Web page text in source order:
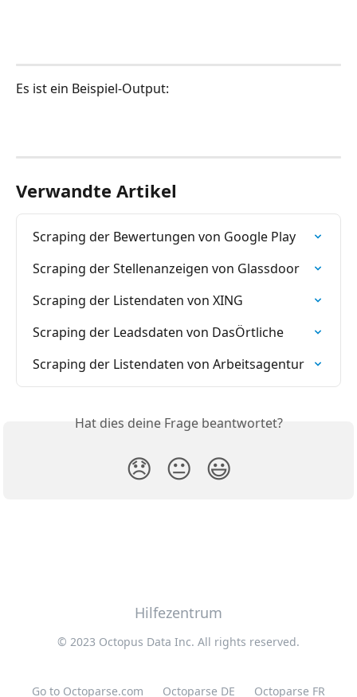
Es ist ein Beispiel-Output:
Verwandte Artikel
Scraping der Bewertungen von Google Play
Scraping der Stellenanzeigen von Glassdoor
Scraping der Listendaten von XING
Scraping der Leadsdaten von DasÖrtliche
Scraping der Listendaten von Arbeitsagentur
Hat dies deine Frage beantwortet?
😞 😐 😃
Hilfezentrum
© 2023 Octopus Data Inc. All rights reserved.
Go to Octoparse.com Octoparse DE Octoparse FR